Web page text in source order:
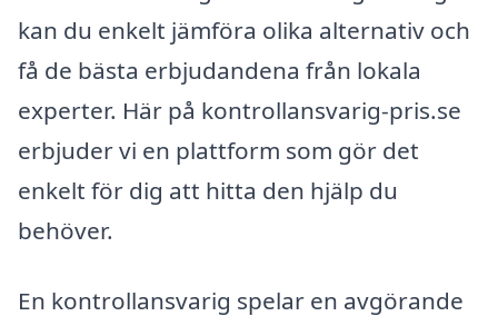
kan du enkelt jämföra olika alternativ och
få de bästa erbjudandena från lokala
experter. Här på kontrollansvarig-pris.se
erbjuder vi en plattform som gör det
enkelt för dig att hitta den hjälp du
behöver.
En kontrollansvarig spelar en avgörande